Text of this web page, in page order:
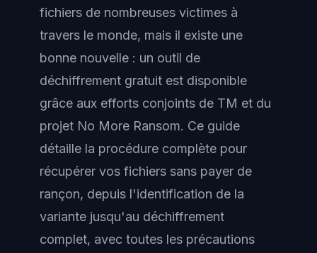
fichiers de nombreuses victimes à
travers le monde, mais il existe une
bonne nouvelle : un outil de
déchiffrement gratuit est disponible
grâce aux efforts conjoints de TM et du
projet No More Ransom. Ce guide
détaille la procédure complète pour
récupérer vos fichiers sans payer de
rançon, depuis l'identification de la
variante jusqu'au déchiffrement
complet, avec toutes les précautions